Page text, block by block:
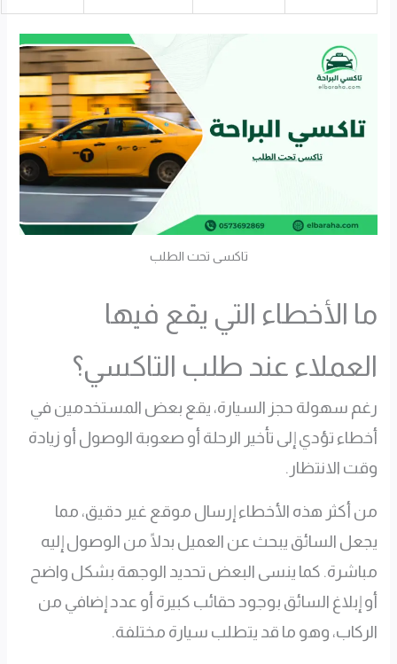
تاكسى تحت الطلب
ما الأخطاء التي يقع فيها
العملاء عند طلب التاكسي؟
رغم سهولة حجز السيارة، يقع بعض المستخدمين في
أخطاء تؤدي إلى تأخير الرحلة أو صعوبة الوصول أو زيادة
وقت الانتظار.
من أكثر هذه الأخطاء إرسال موقع غير دقيق، مما
يجعل السائق يبحث عن العميل بدلًا من الوصول إليه
مباشرة. كما ينسى البعض تحديد الوجهة بشكل واضح
أو إبلاغ السائق بوجود حقائب كبيرة أو عدد إضافي من
الركاب، وهو ما قد يتطلب سيارة مختلفة.